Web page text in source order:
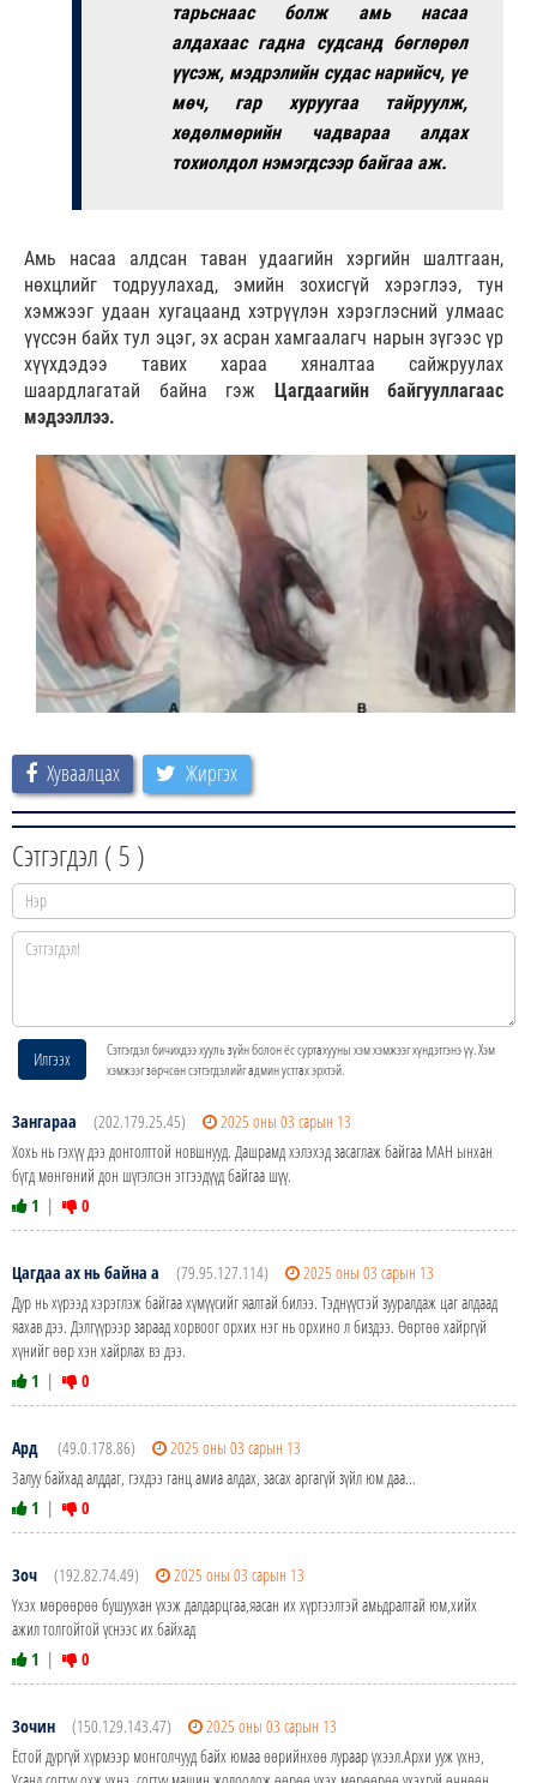
тарьснаас болж амь насаа
алдахаас гадна судсанд бөглөрөл
үүсэж, мэдрэлийн судас нарийсч, үе
мөч, гар хуруугаа тайруулж,
хөдөлмөрийн чадвараа алдах
тохиолдол нэмэгдсээр байгаа аж.
Амь насаа алдсан таван удаагийн хэргийн шалтгаан,
нөхцлийг тодруулахад, эмийн зохисгүй хэрэглээ, тун
хэмжээг удаан хугацаанд хэтрүүлэн хэрэглэсний улмаас
үүссэн байх тул эцэг, эх асран хамгаалагч нарын зүгээс үр
хүүхдэдээ тавих хараа хяналтаа сайжруулах
шаардлагатай байна гэж
Цагдаагийн байгууллагаас
мэдээллээ.
Хуваалцах Жиргэх
Сэтгэгдэл ( 5 )
Илгээх
Сэтгэгдэл бичихдээ хууль зүйн болон ёс суртахууны хэм хэмжээг хүндэтгэнэ үү. Хэм
хэмжээг зөрчсөн сэтгэгдэлийг админ устгах эрхтэй.
Зангараа (202.179.25.45)
2025 оны 03 сарын 13
Хохь нь гэхүү дээ донтолттой новшнууд. Дашрамд хэлэхэд засаглаж байгаа МАН ынхан
бүгд мөнгөний дон шүгэлсэн этгээдүүд байгаа шүү.
1 | 0
Цагдаа ах нь байна а (79.95.127.114)
2025 оны 03 сарын 13
Дур нь хүрээд хэрэглэж байгаа хүмүүсийг яалтай билээ. Тэднүүстэй зууралдаж цаг алдаад
яахав дээ. Дэлгүүрээр зараад хорвоог орхих нэг нь орхино л биздээ. Өөртөө хайргүй
хүнийг өөр хэн хайрлах вэ дээ.
1 | 0
Ард (49.0.178.86)
2025 оны 03 сарын 13
Залуу байхад алддаг, гэхдээ ганц амиа алдах, засах аргагүй зүйл юм даа...
1 | 0
Зоч (192.82.74.49)
2025 оны 03 сарын 13
Үхэх мөрөөрөө бушуухан үхэж далдарцгаа,яасан их хүртээлтэй амьдралтай юм,хийх
ажил толгойтой үснээс их байхад
1 | 0
Зочин (150.129.143.47)
2025 оны 03 сарын 13
Ёстой дургүй хүрмээр монголчууд байх юмаа өөрийнхөө лураар үхээл.Архи ууж үхнэ,